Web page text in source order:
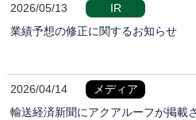
2026/05/13
IR
業績予想の修正に関するお知らせ
2026/04/14
メディア
輸送経済新聞にアクアルーフが掲載